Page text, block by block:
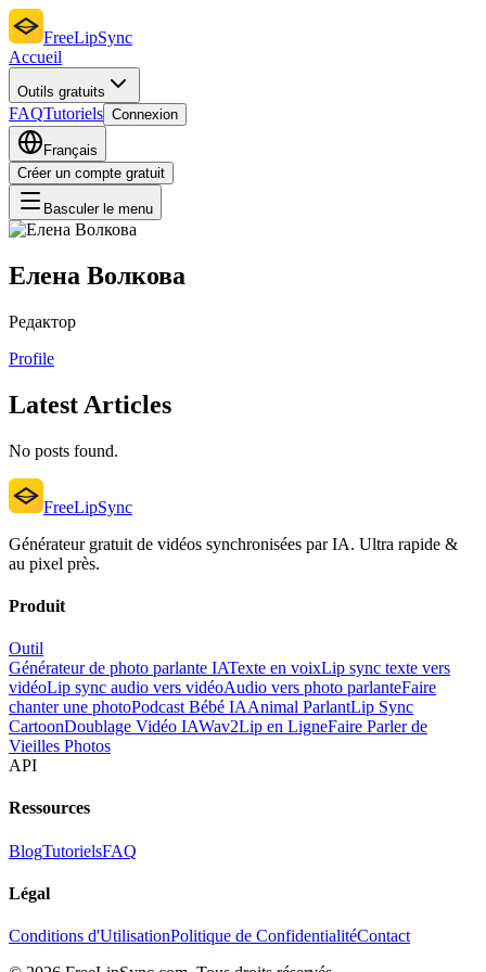
FreeLipSync
Accueil
Outils gratuits
FAQTutoriels Connexion
Français
Créer un compte gratuit
Basculer le menu
Елена Волкова
Редактор
Profile
Latest Articles
No posts found.
FreeLipSync
Générateur gratuit de vidéos synchronisées par IA. Ultra rapide &
au pixel près.
Produit
Outil
Générateur de photo parlante IATexte en voixLip sync texte vers
vidéoLip sync audio vers vidéoAudio vers photo parlanteFaire
chanter une photoPodcast Bébé IAAnimal ParlantLip Sync
CartoonDoublage Vidéo IAWav2Lip en LigneFaire Parler de
Vieilles Photos
API
Ressources
BlogTutorielsFAQ
Légal
Conditions d'UtilisationPolitique de ConfidentialitéContact